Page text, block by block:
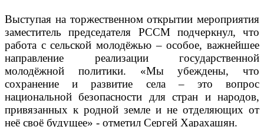
Выступая на торжественном открытии мероприятия
заместитель председателя РССМ подчеркнул, что
работа с сельской молодёжью – особое, важнейшее
направление реализации государственной
молодёжной политики. «Мы убеждены, что
сохранение и развитие села – это вопрос
национальной безопасности для стран и народов,
привязанных к родной земле и не отделяющих от
неё своё будущее» - отметил Сергей Харахашян.